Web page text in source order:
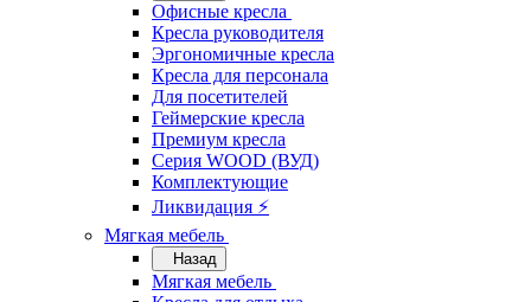
Офисные кресла
Кресла руководителя
Эргономичные кресла
Кресла для персонала
Для посетителей
Геймерские кресла
Премиум кресла
Серия WOOD (ВУД)
Комплектующие
Ликвидация ⚡
Мягкая мебель
Назад
Мягкая мебель